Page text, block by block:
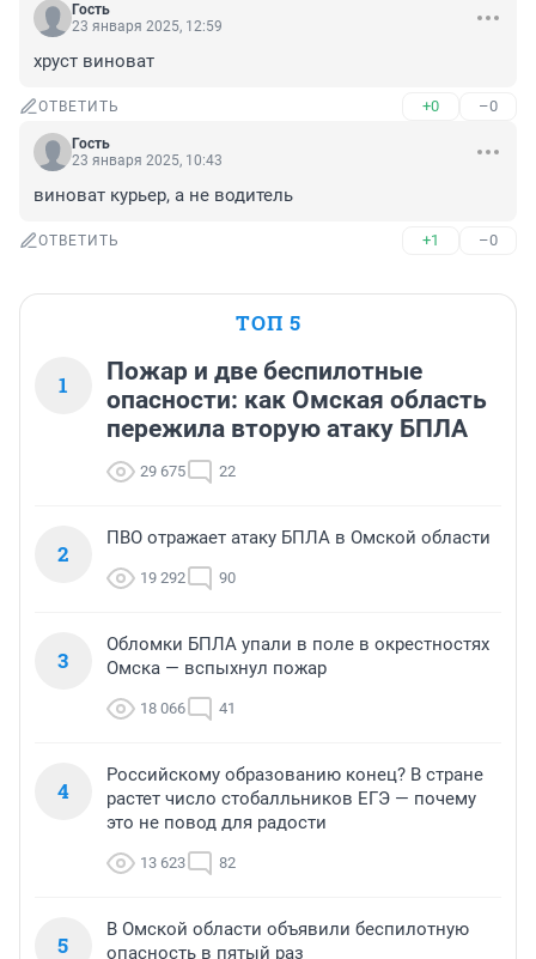
Гость
23 января 2025, 12:59
хруст виноват
ОТВЕТИТЬ +0 –0
Гость
23 января 2025, 10:43
виноват курьер, а не водитель
ОТВЕТИТЬ +1 –0
ТОП 5
1
Пожар и две беспилотные
опасности: как Омская область
пережила вторую атаку БПЛА
29 675 22
2
ПВО отражает атаку БПЛА в Омской области
19 292 90
3
Обломки БПЛА упали в поле в окрестностях
Омска — вспыхнул пожар
18 066 41
4
Российскому образованию конец? В стране
растет число стобалльников ЕГЭ — почему
это не повод для радости
13 623 82
5
В Омской области объявили беспилотную
опасность в пятый раз